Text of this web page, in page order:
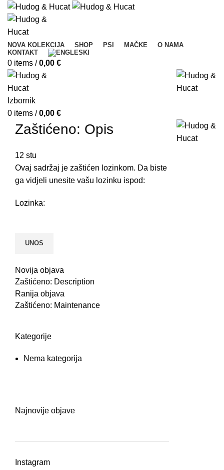
NOVA KOLEKCIJA SHOP PSI MAČKE
O NAMA
KONTAKT
0 items / 0,00 €
Izbornik
0 items / 0,00 €
Zaštićeno: Opis
12 stu
Ovaj sadržaj je zaštićen lozinkom. Da biste
ga vidjeli unesite vašu lozinku ispod:
Lozinka:
Novija objava
Zaštićeno: Description
Ranija objava
Zaštićeno: Maintenance
Kategorije
Nema kategorija
Najnovije objave
Instagram